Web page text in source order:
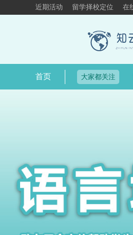
近期活动 留学择校定位 在
首页 大家都关注